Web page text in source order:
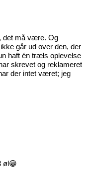
det må være. Og
går ud over den, der
haft én træls oplevelse
skrevet og reklameret
der intet været; jeg
øl😁